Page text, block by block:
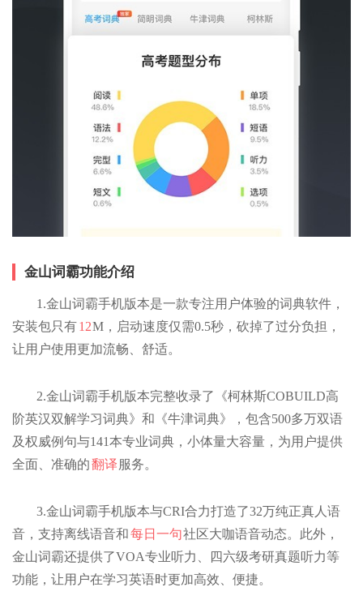
金山词霸功能介绍
1.金山词霸手机版本是一款专注用户体验的词典软件，
安装包只有12M，启动速度仅需0.5秒，砍掉了过分负担，
让用户使用更加流畅、舒适。
2.金山词霸手机版本完整收录了《柯林斯COBUILD高
阶英汉双解学习词典》和《牛津词典》，包含500多万双语
及权威例句与141本专业词典，小体量大容量，为用户提供
全面、准确的翻译 服务。
3.金山词霸手机版本与CRI合力打造了32万纯正真人语
音，支持离线语音和每日一句社区大咖语音动态。此外，
金山词霸还提供了VOA专业听力、四六级考研真题听力等
功能，让用户在学习英语时更加高效、便捷。